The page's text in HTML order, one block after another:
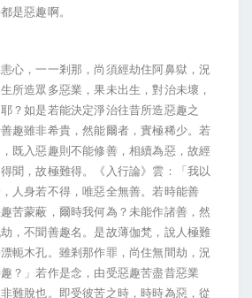
是惡趣啊。
心，一一剎那，尚須經劫住阿鼻獄，況
所造眾多惡業，果未出生，對治未壞，
？如是若能決定淨治往昔所造惡趣之
趣雖非希貴，然能爾者，實極稀少。若
既入惡趣則不能修善，相續為惡，故經
聞，故極難得。《入行論》雲：「我以
人身若不得，唯惡全無善。若時能善
苦蒙蔽，爾時我何為？未能作諸善，然
，不聞善趣名。是故薄伽梵，說人極難
軛木孔。雖剎那作罪，尚住無間劫，況
？」若作是念，由受惡趣苦盡昔惡業
難脫也。即受彼苦之時，時時為惡，從